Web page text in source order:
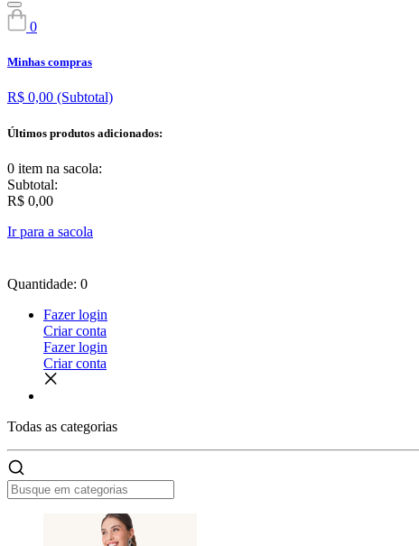
0
Minhas compras
R$ 0,00 (Subtotal)
Últimos produtos adicionados:
0 item na sacola:
Subtotal:
R$ 0,00
Ir para a sacola
Quantidade: 0
Fazer login
Criar conta
Fazer login
Criar conta
Todas as categorias